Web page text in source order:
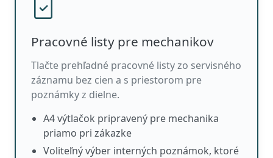
Pracovné listy pre mechanikov
Tlačte prehľadné pracovné listy zo servisného
záznamu bez cien a s priestorom pre
poznámky z dielne.
A4 výtlačok pripravený pre mechanika
priamo pri zákazke
Voliteľný výber interných poznámok, ktoré